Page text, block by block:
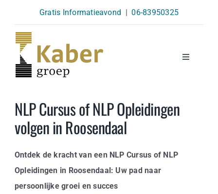
content
Gratis Informatieavond | 06-83950325
Toggle
Agenda
Over Ons
NLP Cursus of NLP Opleidingen
volgen in Roosendaal
Ontdek de kracht van een NLP Cursus of NLP
Opleidingen in Roosendaal: Uw pad naar
persoonlijke groei en succes